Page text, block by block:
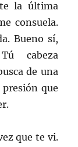
la última
consuela.
Bueno sí,
cabeza
de una
que
que te vi.